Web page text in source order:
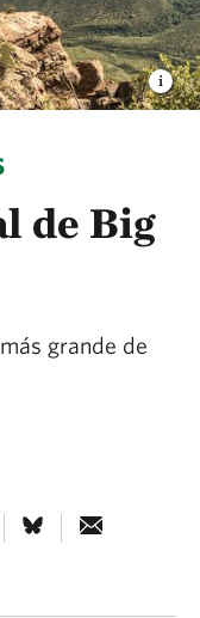
de Big
grande de